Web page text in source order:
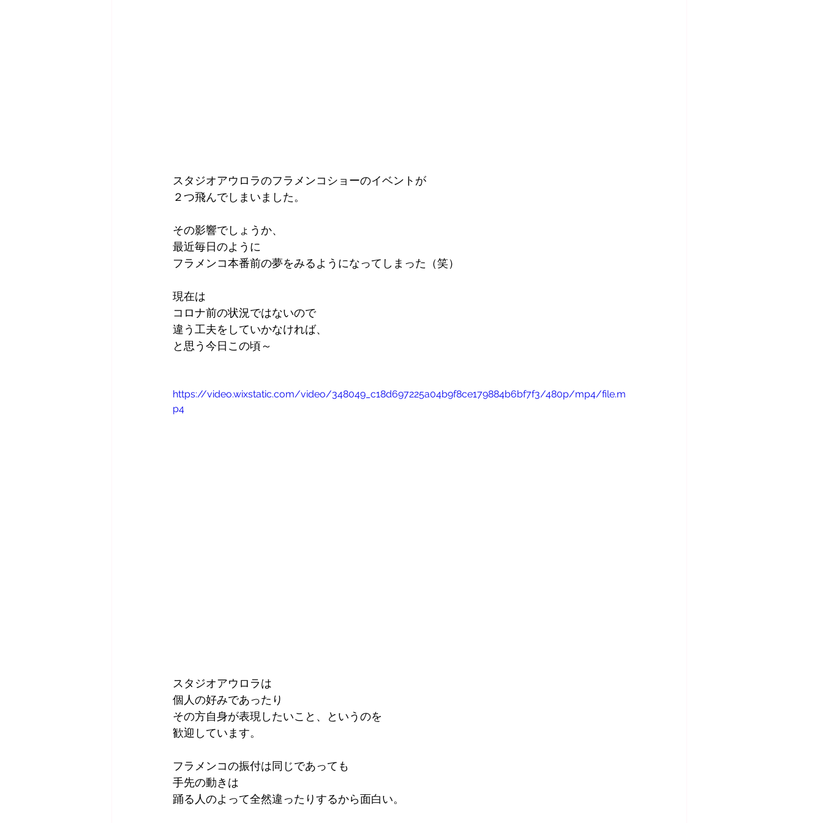
スタジオアウロラのフラメンコショーのイベントが
２つ飛んでしまいました。
その影響でしょうか、
最近毎日のように
フラメンコ本番前の夢をみるようになってしまった（笑）
現在は
コロナ前の状況ではないので
違う工夫をしていかなければ、
と思う今日この頃～
https://video.wixstatic.com/video/348049_c18d697225a04b9f8ce179884b6bf7f3/480p/mp4/file.m
p4
スタジオアウロラは
個人の好みであったり
その方自身が表現したいこと、というのを
歓迎しています。
フラメンコの振付は同じであっても
手先の動きは
踊る人のよって全然違ったりするから面白い。